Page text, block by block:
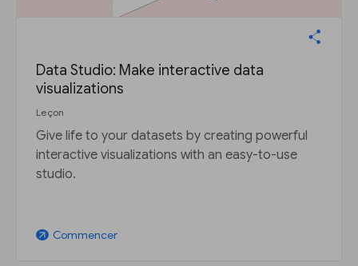
Data Studio: Make interactive data
visualizations
Leçon
Give life to your datasets by creating powerful
interactive visualizations with an easy-to-use
studio.
arrow_outward Commencer